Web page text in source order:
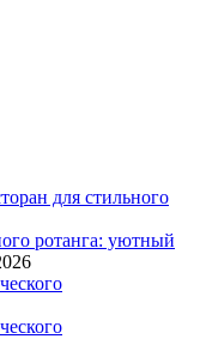
для стильного
ротанга: уютный